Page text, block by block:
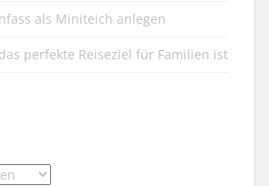
als Miniteich anlegen
perfekte Reiseziel für Familien ist